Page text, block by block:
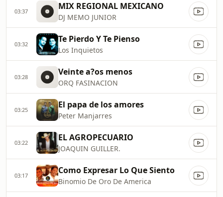
03:37 MIX REGIONAL MEXICANO
DJ MEMO JUNIOR
03:32 Te Pierdo Y Te Pienso
Los Inquietos
03:28 Veinte a?os menos
ORQ FASINACION
03:25 El papa de los amores
Peter Manjarres
03:22 EL AGROPECUARIO
JOAQUIN GUILLER.
03:17 Como Expresar Lo Que Siento
Binomio De Oro De America